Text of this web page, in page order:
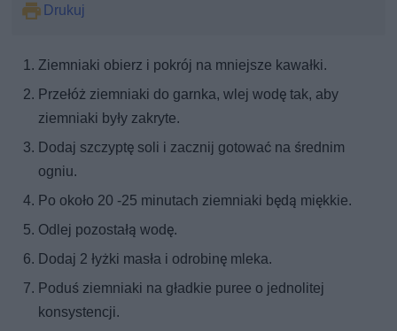
Drukuj
Ziemniaki obierz i pokrój na mniejsze kawałki.
Przełóż ziemniaki do garnka, wlej wodę tak, aby
ziemniaki były zakryte.
Dodaj szczyptę soli i zacznij gotować na średnim
ogniu.
Po około 20 -25 minutach ziemniaki będą miękkie.
Odlej pozostałą wodę.
Dodaj 2 łyżki masła i odrobinę mleka.
Poduś ziemniaki na gładkie puree o jednolitej
konsystencji.